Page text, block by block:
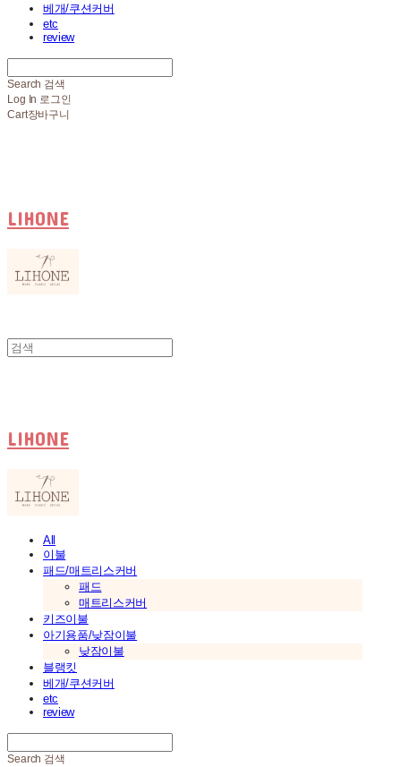
베개/쿠션커버
etc
review
Search 검색
Log In 로그인
Cart장바구니
LIHONE
LIHONE
All
이불
패드/매트리스커버
패드
매트리스커버
키즈이불
아기용품/낮잠이불
낮잠이불
블랭킷
베개/쿠션커버
etc
review
Search 검색